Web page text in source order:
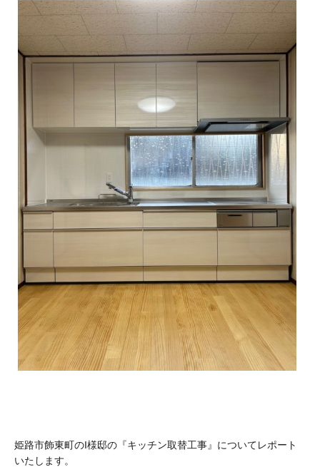
姫路市飾東町のI様邸の『キッチン取替工事』についてレポート
いたします。